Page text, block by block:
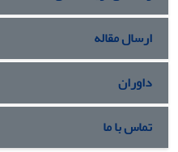
ارسال مقاله
داوران
تماس با ما